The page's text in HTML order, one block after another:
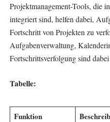
Projektmanagement-Tools, die
integriert sind, helfen dabei,
Fortschritt von Projekten zu
Aufgabenverwaltung,
Fortschrittsverfolgung sind
Tabelle:
Funktion